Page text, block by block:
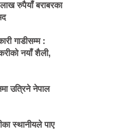
रुपैयाँ बराबरका
गाडीसम्म :
नयाँ शैली,
उत्रिने नेपाल
स्थानीयले पाए